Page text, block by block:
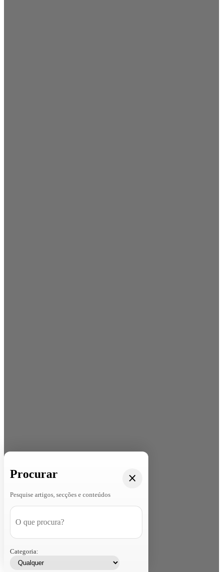
Procurar
Pesquise artigos, secções e conteúdos
Categoria: